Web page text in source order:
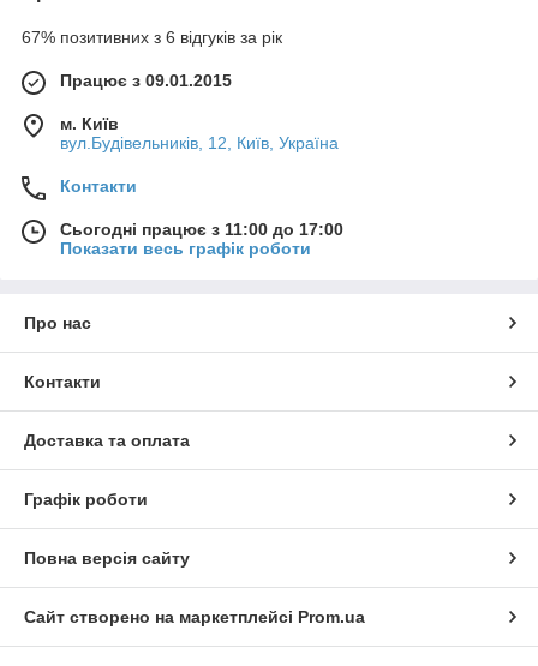
67% позитивних з 6 відгуків за рік
Працює з 09.01.2015
м. Київ
вул.Будівельників, 12, Київ, Україна
Контакти
Сьогодні працює з 11:00 до 17:00
Показати весь графік роботи
Про нас
Контакти
Доставка та оплата
Графік роботи
Повна версія сайту
Сайт створено на маркетплейсі Prom.ua